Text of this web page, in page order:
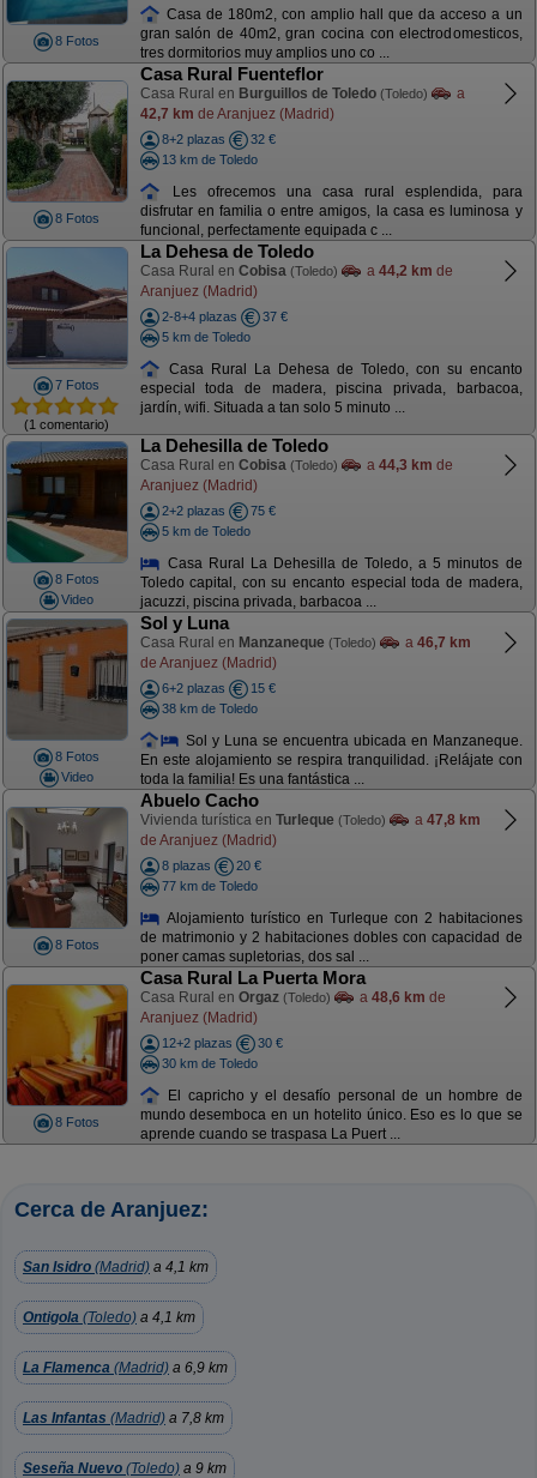
8 Fotos
Casa de 180m2, con amplio hall que da acceso a un
gran salón de 40m2, gran cocina con electrodomesticos,
tres dormitorios muy amplios uno co ...
8 Fotos
Casa Rural Fuenteflor
Casa Rural en Burguillos de Toledo (Toledo)
a
42,7 km de Aranjuez (Madrid)
8+2 plazas
32 €
13 km de Toledo
Les ofrecemos una casa rural esplendida, para
disfrutar en familia o entre amigos, la casa es luminosa y
funcional, perfectamente equipada c ...
7 Fotos
(1 comentario)
La Dehesa de Toledo
Casa Rural en Cobisa (Toledo) a 44,2 km de
Aranjuez (Madrid)
2-8+4 plazas
37 €
5 km de Toledo
Casa Rural La Dehesa de Toledo, con su encanto
especial toda de madera, piscina privada, barbacoa,
jardín, wifi. Situada a tan solo 5 minuto ...
8 Fotos
Video
La Dehesilla de Toledo
Casa Rural en Cobisa (Toledo) a 44,3 km de
Aranjuez (Madrid)
2+2 plazas
75 €
5 km de Toledo
Casa Rural La Dehesilla de Toledo, a 5 minutos de
Toledo capital, con su encanto especial toda de madera,
jacuzzi, piscina privada, barbacoa ...
8 Fotos
Video
Sol y Luna
Casa Rural en Manzaneque (Toledo) a 46,7 km
de Aranjuez (Madrid)
6+2 plazas
15 €
38 km de Toledo
Sol y Luna se encuentra ubicada en Manzaneque.
En este alojamiento se respira tranquilidad. ¡Relájate con
toda la familia! Es una fantástica ...
8 Fotos
Abuelo Cacho
Vivienda turística en Turleque (Toledo) a 47,8 km
de Aranjuez (Madrid)
8 plazas
20 €
77 km de Toledo
Alojamiento turístico en Turleque con 2 habitaciones
de matrimonio y 2 habitaciones dobles con capacidad de
poner camas supletorias, dos sal ...
8 Fotos
Casa Rural La Puerta Mora
Casa Rural en Orgaz (Toledo) a 48,6 km de
Aranjuez (Madrid)
12+2 plazas
30 €
30 km de Toledo
El capricho y el desafío personal de un hombre de
mundo desemboca en un hotelito único. Eso es lo que se
aprende cuando se traspasa La Puert ...
Cerca de Aranjuez:
San Isidro (Madrid) a 4,1 km
Ontigola (Toledo) a 4,1 km
La Flamenca (Madrid) a 6,9 km
Las Infantas (Madrid) a 7,8 km
Seseña Nuevo (Toledo) a 9 km